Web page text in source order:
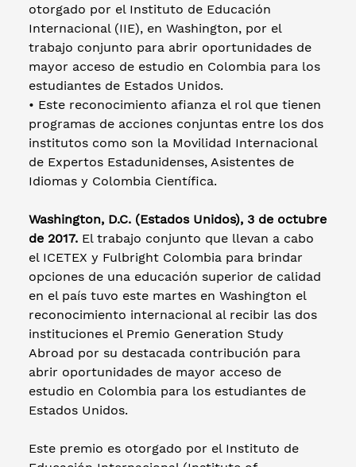
otorgado por el Instituto de Educación
Internacional (IIE), en Washington, por el
trabajo conjunto para abrir oportunidades de
mayor acceso de estudio en Colombia para los
estudiantes de Estados Unidos.
• Este reconocimiento afianza el rol que tienen
programas de acciones conjuntas entre los dos
institutos como son la Movilidad Internacional
de Expertos Estadunidenses, Asistentes de
Idiomas y Colombia Científica.
Washington, D.C. (Estados Unidos), 3 de octubre
de 2017. El trabajo conjunto que llevan a cabo
el ICETEX y Fulbright Colombia para brindar
opciones de una educación superior de calidad
en el país tuvo este martes en Washington el
reconocimiento internacional al recibir las dos
instituciones el Premio Generation Study
Abroad por su destacada contribución para
abrir oportunidades de mayor acceso de
estudio en Colombia para los estudiantes de
Estados Unidos.
Este premio es otorgado por el Instituto de